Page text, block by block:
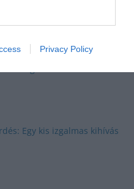
Privacy Policy
erre a kérdésekre van
Egy kis izgalmas kihívás